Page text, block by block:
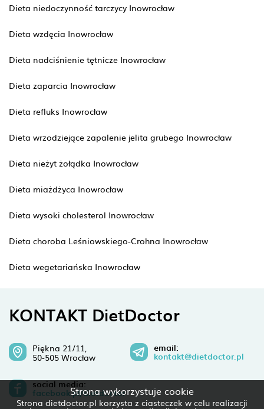
Strona wykorzystuje cookie
Strona dietdoctor.pl korzysta z ciasteczek w celu realizacji
Dieta niedoczynność tarczycy Inowrocław
Dieta wzdęcia Inowrocław
Dieta nadciśnienie tętnicze Inowrocław
Dieta zaparcia Inowrocław
Dieta refluks Inowrocław
Dieta wrzodziejące zapalenie jelita grubego Inowrocław
Dieta nieżyt żołądka Inowrocław
Dieta miażdżyca Inowrocław
Dieta wysoki cholesterol Inowrocław
Dieta choroba Leśniowskiego-Crohna Inowrocław
Dieta wegetariańska Inowrocław
KONTAKT DietDoctor
Piękna 21/11,
50-505 Wrocław
email:
kontakt@dietdoctor.pl
social media:
facebook.pl/dietdoctor